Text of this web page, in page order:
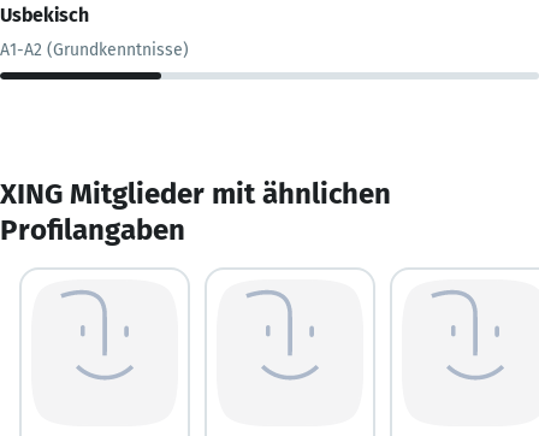
Usbekisch
A1-A2 (Grundkenntnisse)
XING Mitglieder mit ähnlichen
Profilangaben